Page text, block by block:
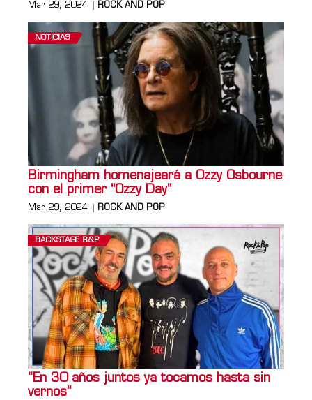
Mar 29, 2024 ROCK AND POP
NOTICIAS
Birmingham homenajeará a Ozzy Osbourne
con el primer "Ozzy Day"
Mar 29, 2024 ROCK AND POP
BACKSTAGE R&P
“En 30 años juntos ya tocamos hasta sin
vernos”